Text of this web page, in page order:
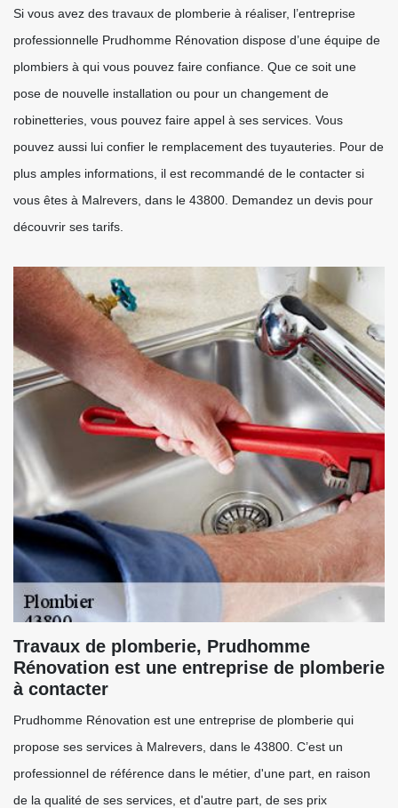
Si vous avez des travaux de plomberie à réaliser, l’entreprise
professionnelle Prudhomme Rénovation dispose d’une équipe de
plombiers à qui vous pouvez faire confiance. Que ce soit une
pose de nouvelle installation ou pour un changement de
robinetteries, vous pouvez faire appel à ses services. Vous
pouvez aussi lui confier le remplacement des tuyauteries. Pour de
plus amples informations, il est recommandé de le contacter si
vous êtes à Malrevers, dans le 43800. Demandez un devis pour
découvrir ses tarifs.
Travaux de plomberie, Prudhomme
Rénovation est une entreprise de plomberie
à contacter
Prudhomme Rénovation est une entreprise de plomberie qui
propose ses services à Malrevers, dans le 43800. C’est un
professionnel de référence dans le métier, d'une part, en raison
de la qualité de ses services, et d'autre part, de ses prix